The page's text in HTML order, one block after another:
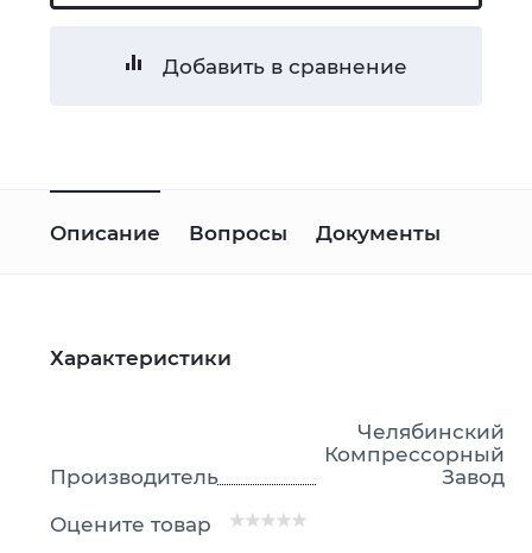
Добавить в сравнение
Описание Вопросы Документы
Характеристики
Производитель
Челябинский
Компрессорный
Завод
Оцените товар